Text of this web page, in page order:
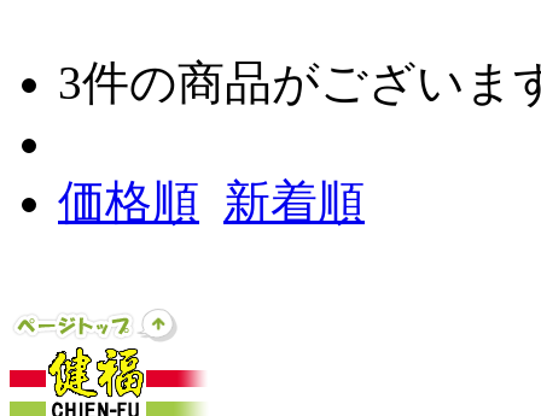
3件の商品がございま
価格順 新着順